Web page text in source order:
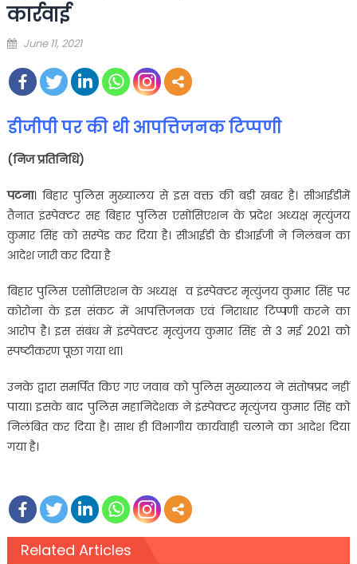
कार्रवाई
Posted
June 11, 2021
डीजीपीपर की थीआपत्तिजनकटिप्पणी
(निज प्रतिनिधि)
पटना। बिहार पुलिस मुख्यालय से इस वक्त की बड़ी खबर है। सीआईडीमें
तैनात इंस्पेक्टर सह बिहार पुलिस एसोसिएशन के प्रदेश अध्यक्ष मृत्युंजय
कुमार सिंह को सस्पेंड कर दिया है। सीआईडी के डीआईजी ने निलंबन का
आदेश जारी कर दिया है
बिहार पुलिस एसोसिएशन के अध्यक्ष व इंस्पेक्टर मृत्युंजय कुमार सिंह पर
कोरोना के इस संकट में आपत्तिजनक एवं निराधार टिप्पणी करने का
आरोप है। इस संबंध में इंस्पेक्टर मृत्युंजय कुमार सिंह से 3 मई 2021 को
स्पष्टीकरण पूछा गया था।
उनके द्वारा समर्पित किए गए जवाब को पुलिस मुख्यालय ने संतोषप्रद नहीं
पाया। इसके बाद पुलिस महानिदेशक ने इंस्पेक्टर मृत्युंजय कुमार सिंह को
निलंबित कर दिया है। साथ ही विभागीय कार्यवाही चलाने का आदेश दिया
गया है।
Related Articles